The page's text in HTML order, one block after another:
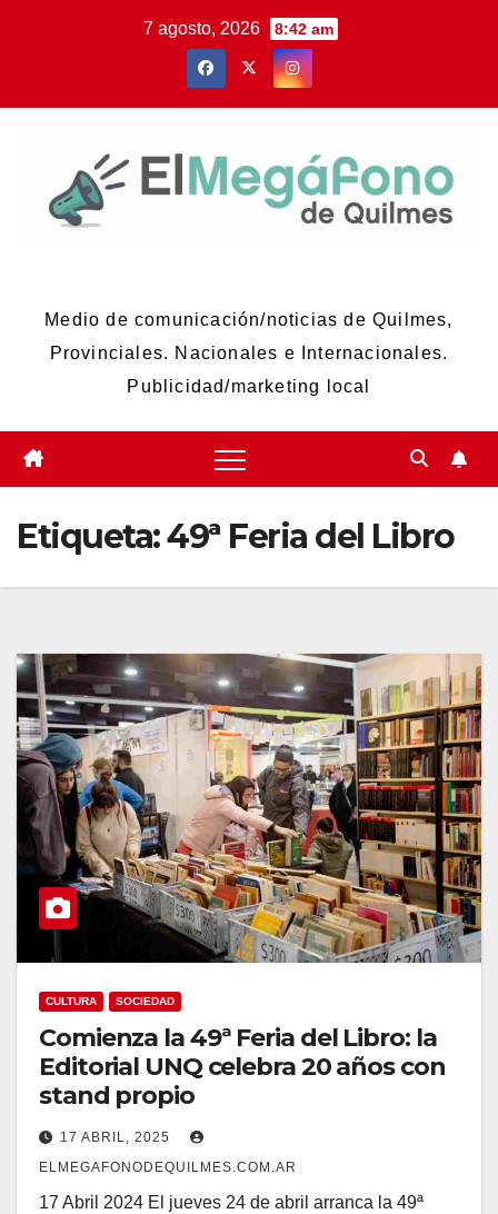
7 agosto, 2026 8:42 am
Medio de comunicación/noticias de Quilmes,
Provinciales. Nacionales e Internacionales.
Publicidad/marketing local
Etiqueta:49ª Feria del Libro
CULTURA SOCIEDAD
Comienza la 49ª Feria del Libro: la
Editorial UNQ celebra 20 años con
stand propio
17 ABRIL, 2025
ELMEGAFONODEQUILMES.COM.AR
17 Abril 2024 El jueves 24 de abril arranca la 49ª